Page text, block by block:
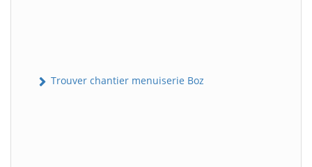
Trouver chantier menuiserie Boz